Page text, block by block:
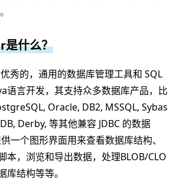
是什么？
秀的，通用的数据库管理工具和 SQL
语言开发，其支持众多数据库产品，比
Oracle, DB2, MSSQL, Sybas
Derby, 等其他兼容 JDBC 的数据
一个图形界面用来查看数据库结构、
本，浏览和导出数据，处理BLOB/CLO
库结构等等。